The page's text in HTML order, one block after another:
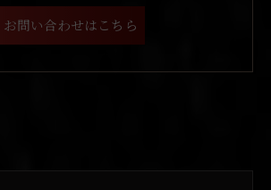
お問い合わせはこちら